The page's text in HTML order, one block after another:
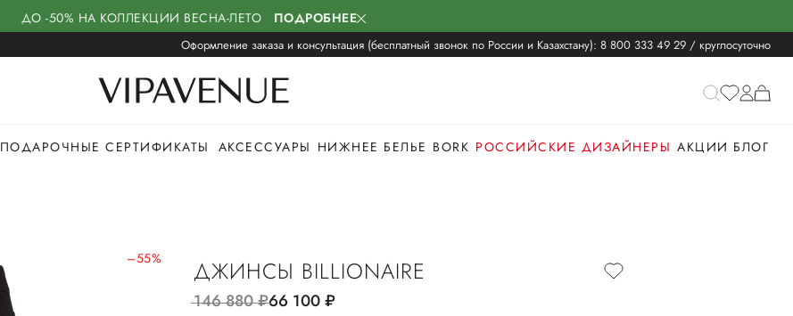
ДО -50% НА КОЛЛЕКЦИИ ВЕСНА-ЛЕТО ПОДРОБНЕЕ
Оформление заказа и консультация (бесплатный звонок по России и Казахстану): 8 800 333 49 29 / круглосуточно
ПОДАРОЧНЫЕ СЕРТИФИКАТЫ АКСЕССУАРЫ НИЖНЕЕ БЕЛЬЕ BORK РОССИЙСКИЕ ДИЗАЙНЕРЫ АКЦИИ БЛОГ
–55% ДЖИНСЫ BILLIONAIRE
146 880руб.66 100руб.